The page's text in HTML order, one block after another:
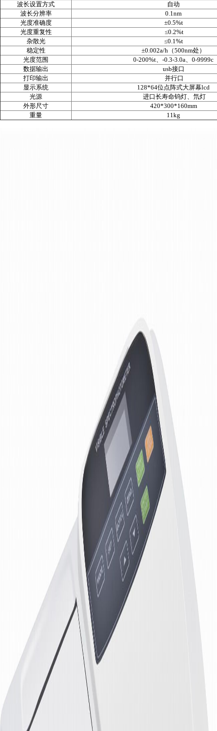
波长设置方式
自动
波长分辨率
0.1nm
光度准确度
±0.5%t
光度重复性
≤0.2%t
杂散光
≤0.1%t
稳定性
±0.002a/h （500nm处）
光度范围
0-200%t、 -0.3-3.0a、 0-9999c
数据输出
usb接口
打印输出
并行口
显示系统
128*64位点阵式大屏幕lcd
光源
进口长寿命钨灯、氘灯
外形尺寸
420*300*160mm
重量
11kg